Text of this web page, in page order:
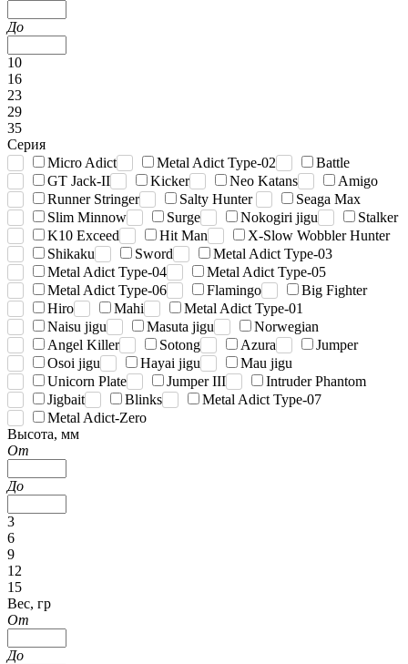
До
10
16
23
29
35
Серия
Micro Adict
Metal Adict Type-02
Battle
GT Jack-II
Kicker Neo Katans
Amigo
Runner Stringer
Salty Hunter
Seaga Max
Slim Minnow
Surge Nokogiri jigu
Stalker
K10 Exceed
Hit Man
X-Slow Wobbler Hunter
Shikaku
Sword
Metal Adict Type-03
Metal Adict Type-04
Metal Adict Type-05
Metal Adict Type-06
Flamingo
Big Fighter
Hiro
Mahi
Metal Adict Type-01
Naisu jigu
Masuta jigu
Norwegian
Angel Killer
Sotong Azura
Jumper
Osoi jigu
Hayai jigu
Mau jigu
Unicorn Plate
Jumper III
Intruder Phantom
Jigbait
Blinks
Metal Adict Type-07
Metal Adict-Zero
Высота, мм
От
До
3
6
9
12
15
Вес, гр
От
До